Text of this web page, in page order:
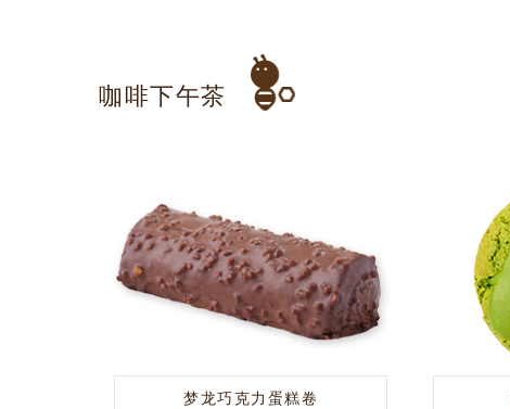
咖啡下午茶
梦龙巧克力蛋糕卷